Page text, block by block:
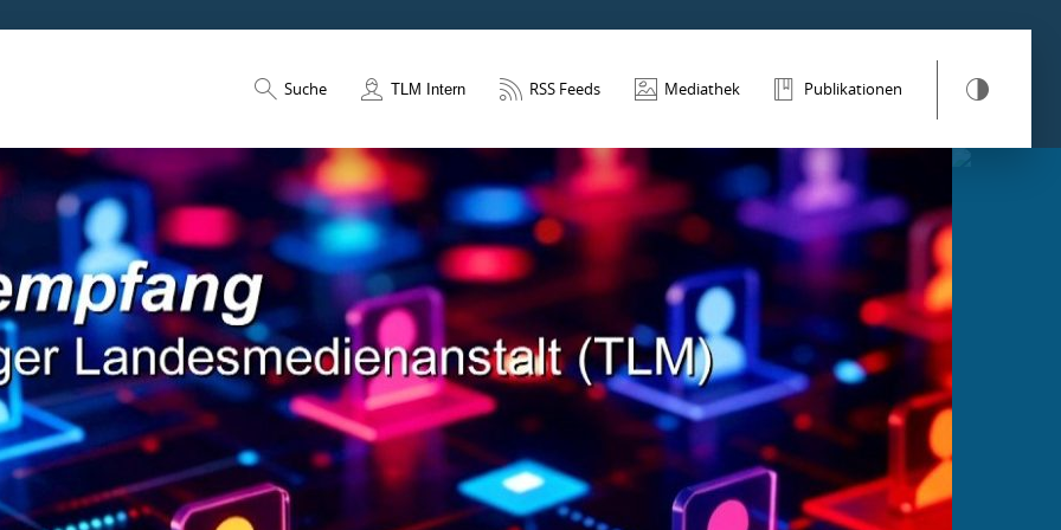
Suche TLM Intern RSS Feeds Mediathek Publikationen